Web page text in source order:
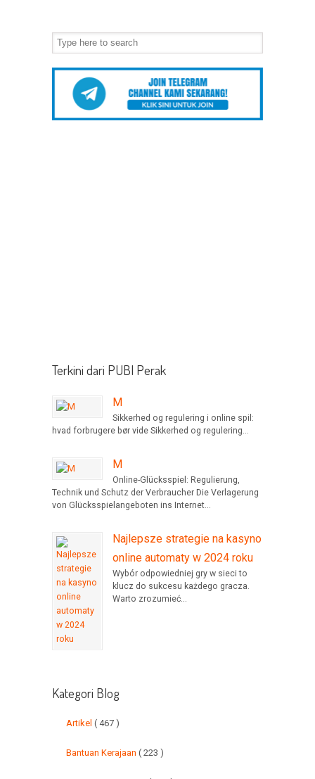
Terkini dari PUBI Perak
M
Sikkerhed og regulering i online spil:
hvad forbrugere bør vide Sikkerhed og regulering...
M
Online-Glücksspiel: Regulierung,
Technik und Schutz der Verbraucher Die Verlagerung
von Glücksspielangeboten ins Internet...
Najlepsze strategie na kasyno
online automaty w 2024 roku
Wybór odpowiedniej gry w sieci to
klucz do sukcesu każdego gracza.
Warto zrozumieć...
Kategori Blog
Artikel ( 467 )
Bantuan Kerajaan ( 223 )